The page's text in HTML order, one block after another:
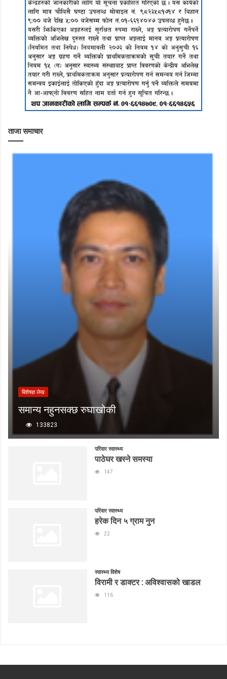
ताजा समाचार
बिशेषज्ञ लेख
समान्य नहुनसक्छ रुघाखोकी
133823
परिवार स्वास्थ्य
पाठेघर खस्ने समस्या
147
परिवार स्वास्थ्य
हरेक दिन ५ ग्राम नुन
22
स्वास्थ्य विशेष
विरामी र डाक्टर : अविश्वासको खाडल
116